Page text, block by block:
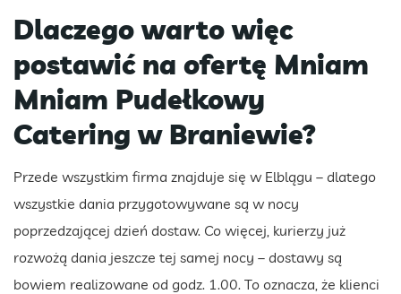
Dlaczego warto więc
postawić na ofertę Mniam
Mniam Pudełkowy
Catering w Braniewie?
Przede wszystkim firma znajduje się w Elblągu – dlatego
wszystkie dania przygotowywane są w nocy
poprzedzającej dzień dostaw. Co więcej, kurierzy już
rozwożą dania jeszcze tej samej nocy – dostawy są
bowiem realizowane od godz. 1.00. To oznacza, że klienci